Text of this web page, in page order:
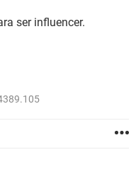
ser influencer.